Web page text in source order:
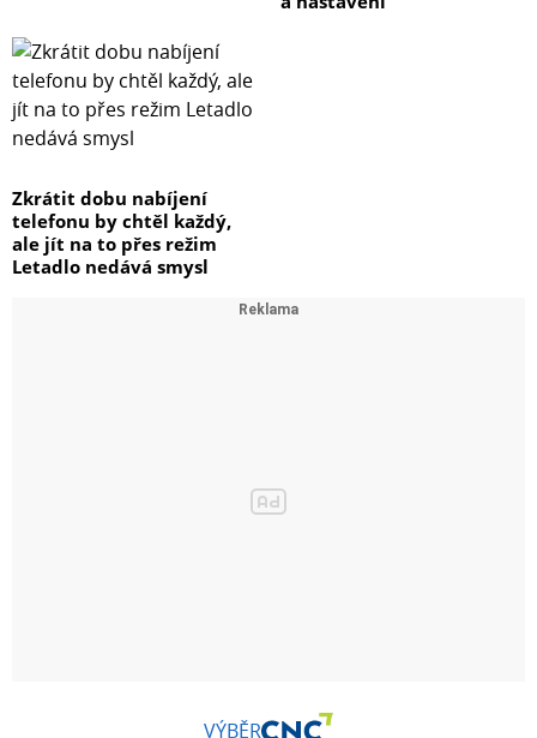
Zkrátit dobu nabíjení
telefonu by chtěl každý,
ale jít na to přes režim
Letadlo nedává smysl
VÝBĚR